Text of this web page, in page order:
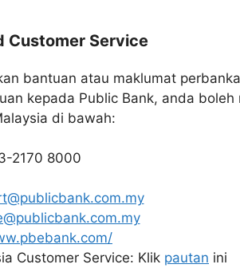
Customer Service
bantuan atau maklumat
kepada Public Bank, anda
di bawah:
2170 8000
Customer Service: Klik pautan ini